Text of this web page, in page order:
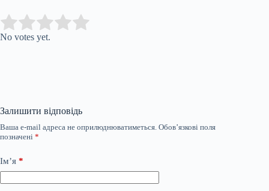
Rate this item:
No votes yet.
Залишити відповідь
Ваша e-mail адреса не оприлюднюватиметься. Обов’язкові поля
позначені *
Ім’я *